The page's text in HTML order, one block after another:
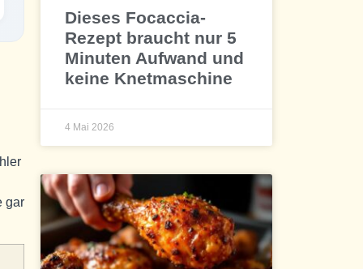
Dieses Focaccia-
Rezept braucht nur 5
Minuten Aufwand und
keine Knetmaschine
4 Mai 2026
gar